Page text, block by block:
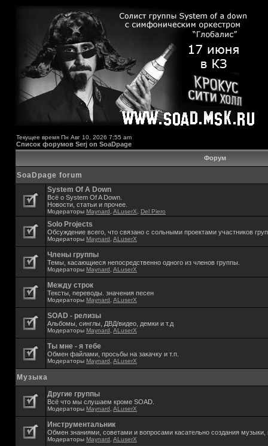
Текущее время Пн Авг 10, 2026 7:55 am
Список форумов Serj on SoaDpage
Форум
SoaDpage forum
System Of A Down
Всё о System Of A Down.
Новости, статьи и прочее.
Модераторы Maynard ALuserX Del Piero
Solo Projects
Обсуждение всего, что связано с сольными проектами участников
Модераторы Maynard ALuserX
Члены группы
Темы, касающиеся непосредственно одного из членов группы.
Модераторы Maynard ALuserX
Между строк
Тексты, переводы. значения песен
Модераторы Maynard ALuserX
SOAD - релизы
Альбомы, синглы, ДВД/видео, демки и т.д
Модераторы Maynard ALuserX
Ты мне - я тебе
Обмен файлами, просьбы на закачку и т.п.
Модераторы Maynard ALuserX
Музыка
Другие группы
Всё что мы слушаем кроме SOAD.
Модераторы Maynard ALuserX
Инструментальник
Обмен знаниями, советами и вопросами касательно создания музыки,
Модераторы Maynard ALuserX